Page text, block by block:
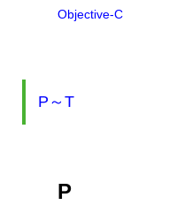
Objective-C
P～T
P